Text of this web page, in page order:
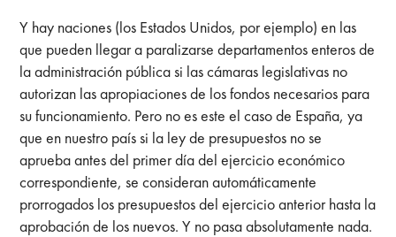
Y hay naciones (los Estados Unidos, por ejemplo) en las
que pueden llegar a paralizarse departamentos enteros de
la administración pública si las cámaras legislativas no
autorizan las apropiaciones de los fondos necesarios para
su funcionamiento. Pero no es este el caso de España, ya
que en nuestro país si la ley de presupuestos no se
aprueba antes del primer día del ejercicio económico
correspondiente, se consideran automáticamente
prorrogados los presupuestos del ejercicio anterior hasta la
aprobación de los nuevos. Y no pasa absolutamente nada.